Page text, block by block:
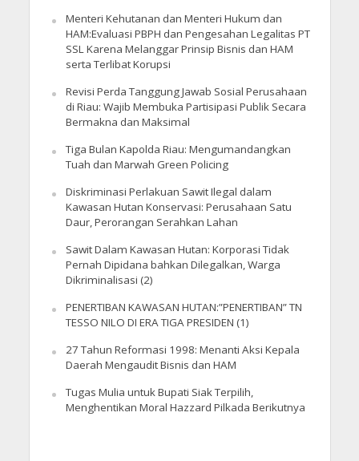
Menteri Kehutanan dan Menteri Hukum dan
HAM:Evaluasi PBPH dan Pengesahan Legalitas PT
SSL Karena Melanggar Prinsip Bisnis dan HAM
serta Terlibat Korupsi
Revisi Perda Tanggung Jawab Sosial Perusahaan
di Riau: Wajib Membuka Partisipasi Publik Secara
Bermakna dan Maksimal
Tiga Bulan Kapolda Riau: Mengumandangkan
Tuah dan Marwah Green Policing
Diskriminasi Perlakuan Sawit Ilegal dalam
Kawasan Hutan Konservasi: Perusahaan Satu
Daur, Perorangan Serahkan Lahan
Sawit Dalam Kawasan Hutan: Korporasi Tidak
Pernah Dipidana bahkan Dilegalkan, Warga
Dikriminalisasi (2)
PENERTIBAN KAWASAN HUTAN:”PENERTIBAN” TN
TESSO NILO DI ERA TIGA PRESIDEN (1)
27 Tahun Reformasi 1998: Menanti Aksi Kepala
Daerah Mengaudit Bisnis dan HAM
Tugas Mulia untuk Bupati Siak Terpilih,
Menghentikan Moral Hazzard Pilkada Berikutnya